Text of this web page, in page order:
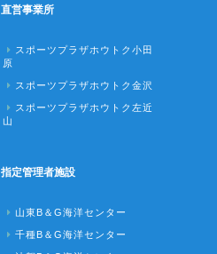
直営事業所
スポーツプラザホウトク小田
原
スポーツプラザホウトク金沢
スポーツプラザホウトク左近
山
指定管理者施設
山東B＆G海洋センター
千種B＆G海洋センター